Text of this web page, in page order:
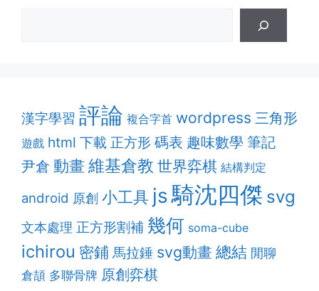
漢字學習 評論 複合字首 wordpress 三角形
遊戲 html 下載 正方形 碼表 趣味數學 筆記
尹倉 動畫 維基倉教 世界弈棋 結構判定
android 原創 小工具 js騎沈四傑 svg
文本處理 正方形割補 幾何 soma-cube
ichirou 密鋪 馬拉錘 svg動畫 總結 閒聊
倉頡 多聯骨牌 原創弈棋